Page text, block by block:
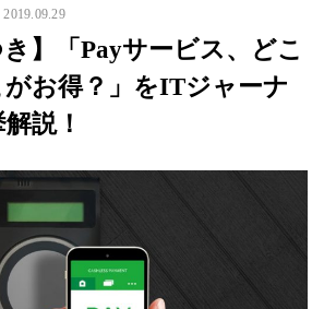
2019.09.29
き】「Payサービス、どこ
お得？」をITジャーナ
説！